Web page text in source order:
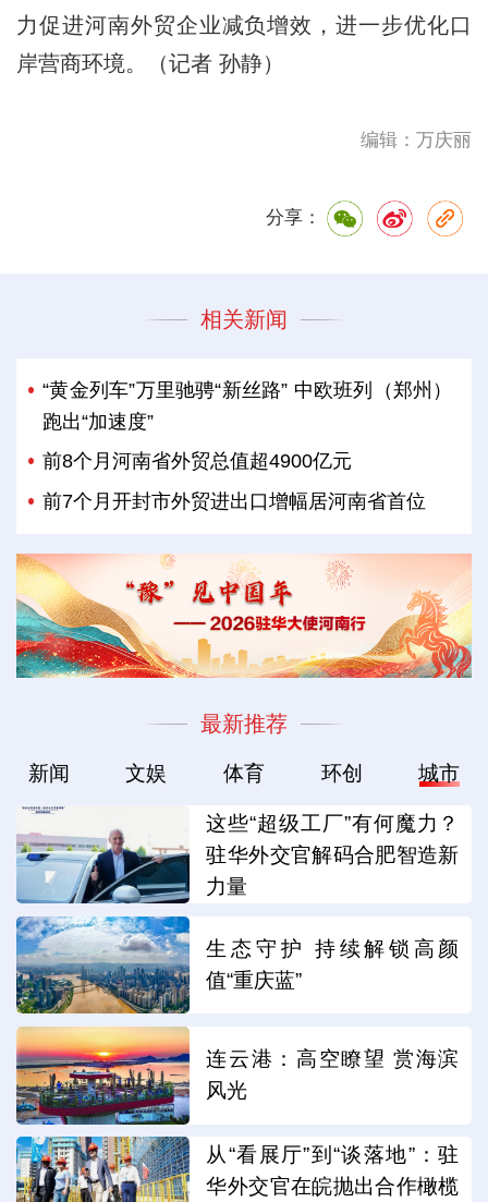
力促进河南外贸企业减负增效，进一步优化口
岸营商环境。（记者 孙静）
编辑：万庆丽
分享：
相关新闻
“黄金列车”万里驰骋“新丝路” 中欧班列（郑州）
跑出“加速度”
前8个月河南省外贸总值超4900亿元
前7个月开封市外贸进出口增幅居河南省首位
最新推荐
新闻 文娱 体育 环创 城市
这些“超级工厂”有何魔力？
驻华外交官解码合肥智造新
力量
生态守护 持续解锁高颜
值“重庆蓝”
连云港：高空瞭望 赏海滨
风光
从“看展厅”到“谈落地”：驻
华外交官在皖抛出合作橄榄